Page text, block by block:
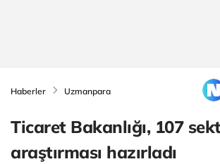
Haberler Uzmanpara
Ticaret Bakanlığı, 107
araştırması hazırladı